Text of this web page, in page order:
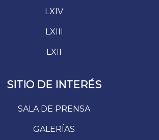
LXIV
LXIII
LXII
SITIO DE INTERÉS
SALA DE PRENSA
GALERÍAS